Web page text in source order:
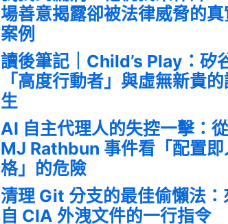
場善意揭露卻被法律威脅的真
案例
讀後筆記｜Child’s Play：矽
「高度行動者」與虛無新貴
生
AI 自主代理人的失控一擊：從
MJ Rathbun 事件看「配置即
格」的危險
清理 Git 分支的最佳偷懶法：
自 CIA 外洩文件的一行指令